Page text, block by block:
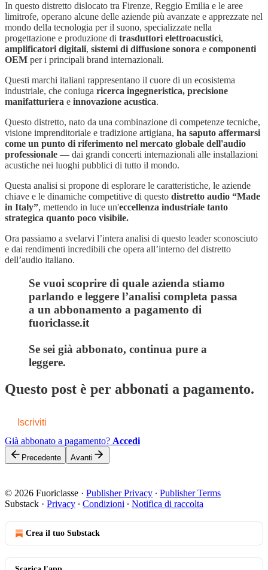
In questo distretto dislocato tra Firenze, Reggio Emilia e le aree
limitrofe, operano alcune delle aziende più avanzate e apprezzate nel
mondo della tecnologia per il suono, specializzate nella
progettazione e produzione di trasduttori elettroacustici,
amplificatori digitali, sistemi di diffusione sonora e componenti
OEM per i principali brand internazionali.
Questi marchi italiani rappresentano il cuore di un ecosistema
industriale, che coniuga ricerca ingegneristica, precisione
manifatturiera e innovazione acustica.
Questo distretto, nato da una combinazione di competenze tecniche,
visione imprenditoriale e tradizione artigiana, ha saputo affermarsi
come un punto di riferimento nel mercato globale dell'audio
professionale — dai grandi concerti internazionali alle installazioni
acustiche nei luoghi pubblici di tutto il mondo.
Questa analisi si propone di esplorare le caratteristiche, le aziende
chiave e le dinamiche competitive di questo distretto audio “Made
in Italy”, mettendo in luce un'eccellenza industriale tanto
strategica quanto poco visibile.
Ora passiamo a svelarvi l’intera analisi di questo leader sconosciuto
e dai rendimenti incredibili che opera all’interno del distretto
dell’audio italiano.
Se vuoi scoprire di quale azienda stiamo
parlando e leggere l’analisi completa passa
a un abbonamento a pagamento di
fuoriclasse.it
Se sei già abbonato, continua pure a
leggere.
Questo post è per abbonati a pagamento.
Iscriviti
Già abbonato a pagamento? Accedi
Precedente Avanti
© 2026 Fuoriclasse · Publisher Privacy ∙ Publisher Terms
Substack · Privacy ∙ Condizioni ∙ Notifica di raccolta
Crea il tuo Substack